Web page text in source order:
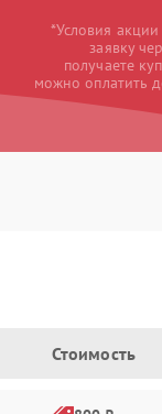
*Условия акции
заявку
получаете
можно оплатить
Стоимость